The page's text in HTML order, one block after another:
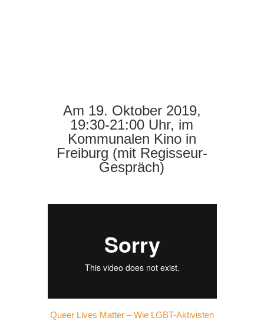
Am 19. Oktober 2019,
19:30-21:00 Uhr, im
Kommunalen Kino in
Freiburg (mit Regisseur-
Gespräch)
Queer Lives Matter – Wie LGBT-Aktivisten